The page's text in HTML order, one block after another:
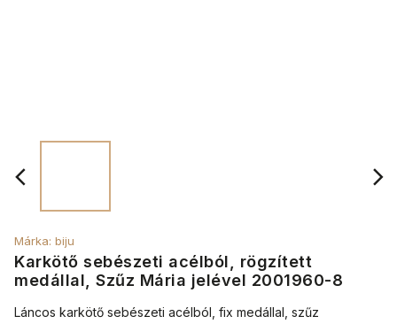
Karkötő sebészeti acélból, rögzített
medállal, Szűz Mária jelével 2001960-8
Márka: biju
Láncos karkötő sebészeti acélból, fix medállal, szűz